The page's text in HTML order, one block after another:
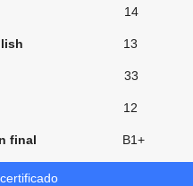
14
English 13
33
12
final B1+